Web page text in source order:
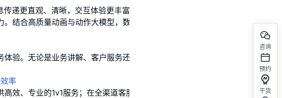
递更直观、清晰，交互体验更丰富生动。同时，支持多语言交互，
结合高质量动画与动作大模型，数字人以逼真的声音、表情和动
验。无论是业务讲解、客户服务还是内部管理，数字人都能提供精
率
效、专业的1v1服务；在全渠道客服场景下，快速响应售前售后问
咨询
预约
干货